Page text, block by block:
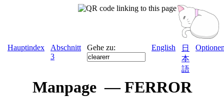
Hauptindex
Abschnitt
3
Gehe zu: English
日
本
語
Manpage — FERROR